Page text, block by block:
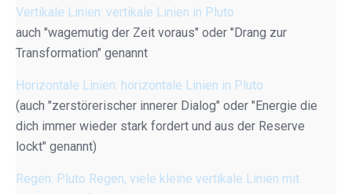
Vertikale Linien: vertikale Linien in Pluto
auch "wagemutig der Zeit voraus" oder "Drang zur
Transformation" genannt
Horizontale Linien: horizontale Linien in Pluto
(auch "zerstörerischer innerer Dialog" oder "Energie die
dich immer wieder stark fordert und aus der Reserve
lockt" genannt)
Regen: Pluto Regen, viele kleine vertikale Linien mit